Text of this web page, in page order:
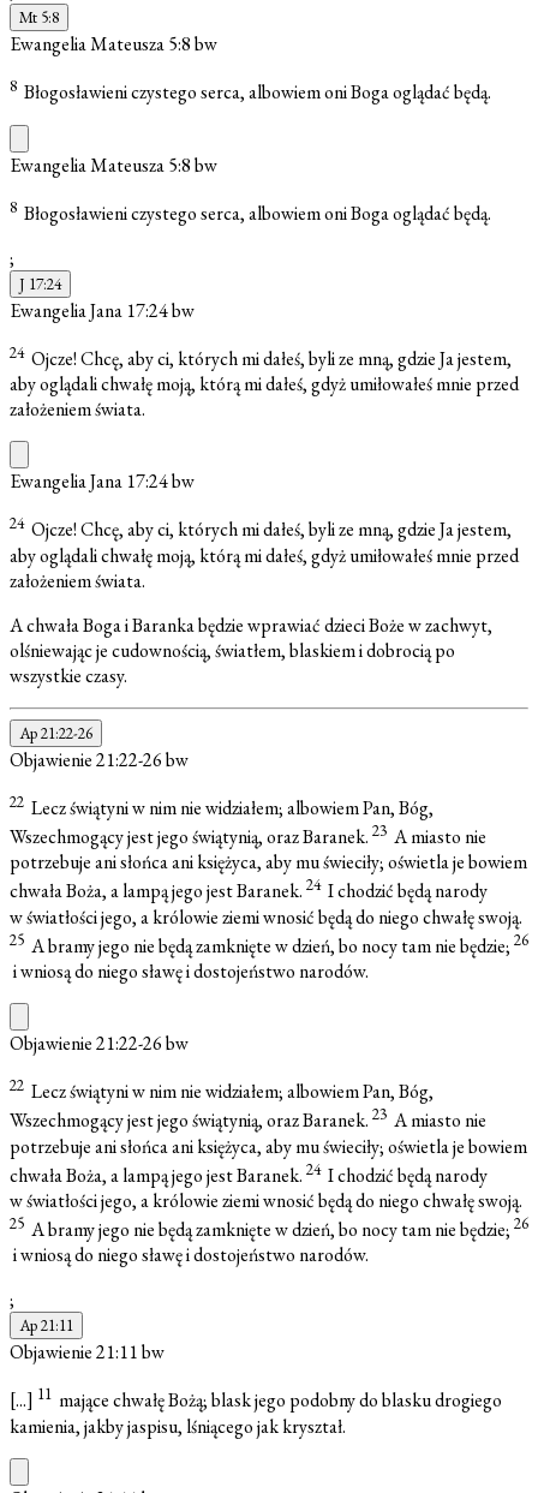
Mt 5:8
Ewangelia Mateusza 5:8bw
8 Błogosławieni czystego serca, albowiem oni Boga oglądać będą.
Ewangelia Mateusza 5:8bw
8 Błogosławieni czystego serca, albowiem oni Boga oglądać będą.
;
J 17:24
Ewangelia Jana 17:24bw
24 Ojcze! Chcę, aby ci, których mi dałeś, byli ze mną, gdzie Ja jestem,
aby oglądali chwałę moją, którą mi dałeś, gdyż umiłowałeś mnie przed
założeniem świata.
Ewangelia Jana 17:24bw
24 Ojcze! Chcę, aby ci, których mi dałeś, byli ze mną, gdzie Ja jestem,
aby oglądali chwałę moją, którą mi dałeś, gdyż umiłowałeś mnie przed
założeniem świata.
A chwała Boga i Baranka będzie wprawiać dzieci Boże w zachwyt,
olśniewając je cudownością, światłem, blaskiem i dobrocią po
wszystkie czasy.
Ap 21:22-26
Objawienie 21:22-26bw
22 Lecz świątyni w nim nie widziałem; albowiem Pan, Bóg,
Wszechmogący jest jego świątynią, oraz Baranek. 23 A miasto nie
potrzebuje ani słońca ani księżyca, aby mu świeciły; oświetla je bowiem
chwała Boża, a lampą jego jest Baranek. 24 I chodzić będą narody
w światłości jego, a królowie ziemi wnosić będą do niego chwałę swoją.
25 A bramy jego nie będą zamknięte w dzień, bo nocy tam nie będzie; 26
i wniosą do niego sławę i dostojeństwo narodów.
Objawienie 21:22-26bw
22 Lecz świątyni w nim nie widziałem; albowiem Pan, Bóg,
Wszechmogący jest jego świątynią, oraz Baranek. 23 A miasto nie
potrzebuje ani słońca ani księżyca, aby mu świeciły; oświetla je bowiem
chwała Boża, a lampą jego jest Baranek. 24 I chodzić będą narody
w światłości jego, a królowie ziemi wnosić będą do niego chwałę swoją.
25 A bramy jego nie będą zamknięte w dzień, bo nocy tam nie będzie; 26
i wniosą do niego sławę i dostojeństwo narodów.
;
Ap 21:11
Objawienie 21:11bw
[...] 11 mające chwałę Bożą; blask jego podobny do blasku drogiego
kamienia, jakby jaspisu, lśniącego jak kryształ.